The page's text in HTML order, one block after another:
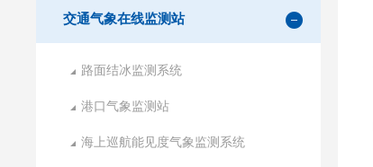
交通气象在线监测站
路面结冰监测系统
港口气象监测站
海上巡航能见度气象监测系统